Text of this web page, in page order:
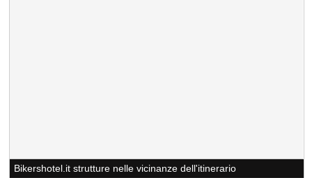
Bikershotel.it strutture nelle vicinanze dell'itinerario